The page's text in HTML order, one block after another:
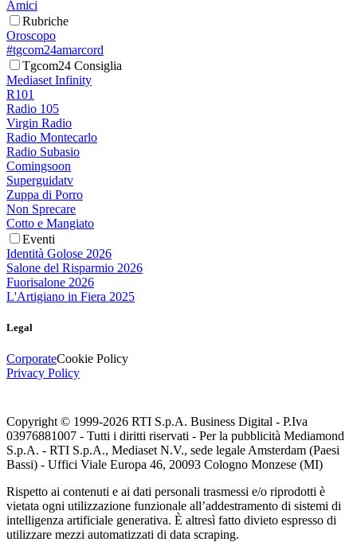
Amici
Rubriche
Oroscopo
#tgcom24amarcord
Tgcom24 Consiglia
Mediaset Infinity
R101
Radio 105
Virgin Radio
Radio Montecarlo
Radio Subasio
Comingsoon
Superguidatv
Zuppa di Porro
Non Sprecare
Cotto e Mangiato
Eventi
Identità Golose 2026
Salone del Risparmio 2026
Fuorisalone 2026
L'Artigiano in Fiera 2025
Legal
CorporateCookie Policy
Privacy Policy
Copyright © 1999-2026 RTI S.p.A. Business Digital - P.Iva
03976881007 - Tutti i diritti riservati - Per la pubblicità Mediamond
S.p.A. - RTI S.p.A., Mediaset N.V., sede legale Amsterdam (Paesi
Bassi) - Uffici Viale Europa 46, 20093 Cologno Monzese (MI)
Rispetto ai contenuti e ai dati personali trasmessi e/o riprodotti è
vietata ogni utilizzazione funzionale all’addestramento di sistemi di
intelligenza artificiale generativa. È altresì fatto divieto espresso di
utilizzare mezzi automatizzati di data scraping.